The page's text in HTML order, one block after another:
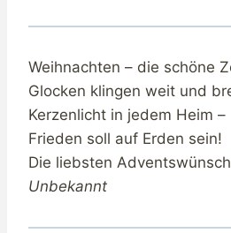
Weihnachten – die schöne
Glocken klingen weit und
Kerzenlicht in jedem Heim –
Frieden soll auf Erden sein!
Die liebsten
Unbekannt